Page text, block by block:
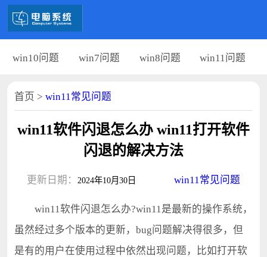
win10问题 win7问题 win8问题 win11问题
首页 > win11常见问题
win11软件闪退怎么办 win11打开软件
闪退的解决方法
更新日期： 2024年10月30日 win11常见问题
win11软件闪退怎么办?win11是最新的操作系统，
虽然经过多个版本的更新，bug问题解决得很多，但
是有的用户在使用过程中依然出现问题，比如打开软